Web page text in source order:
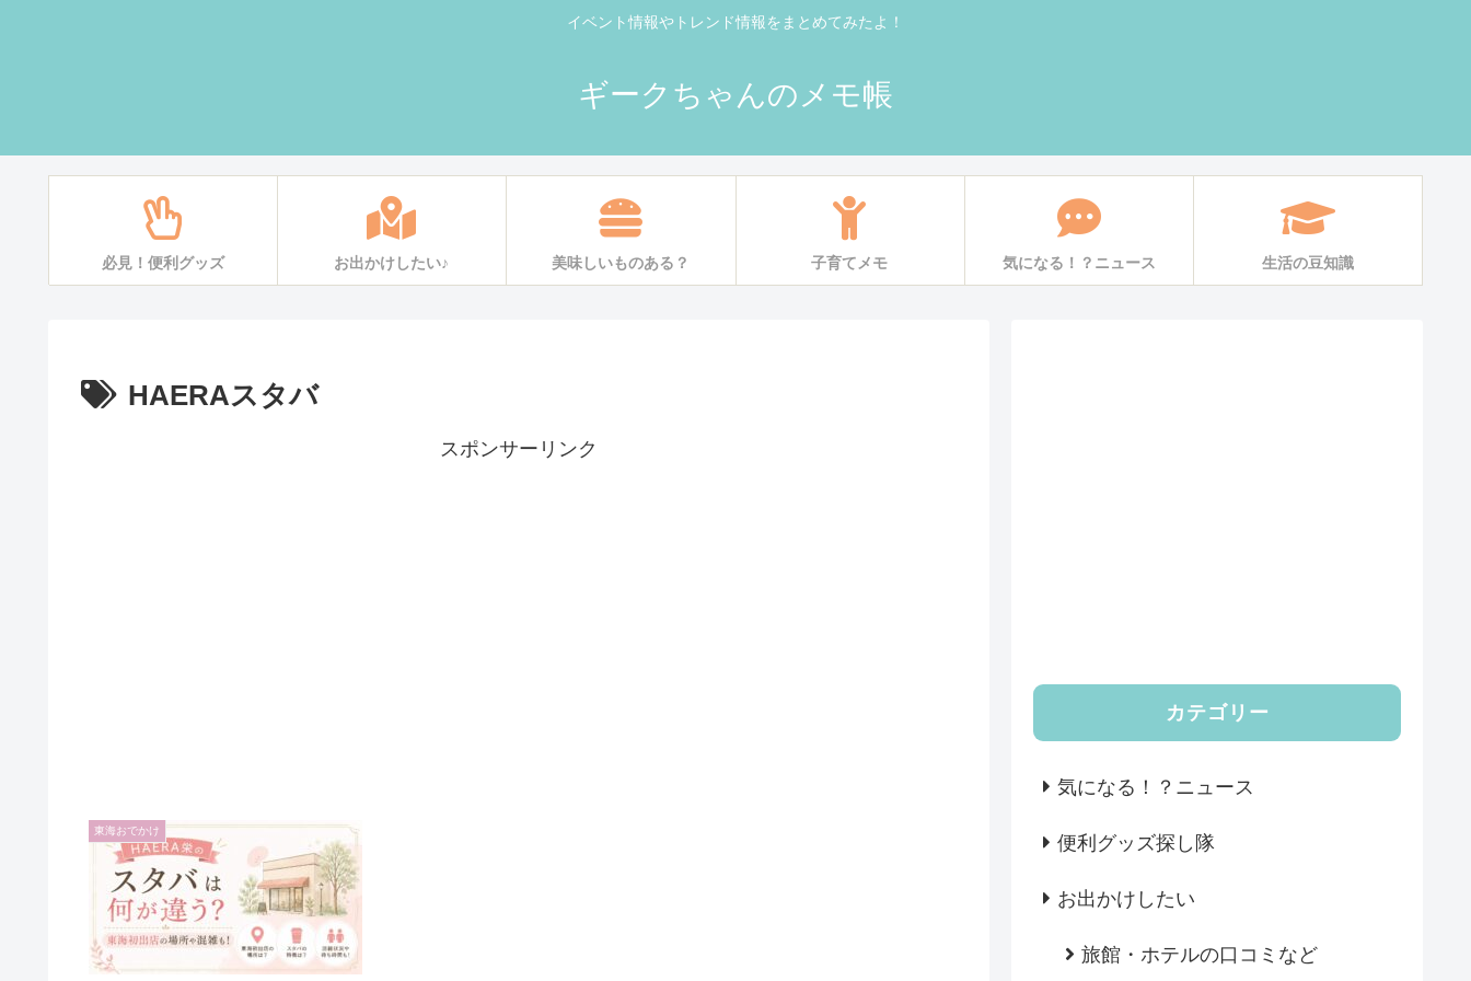
イベント情報やトレンド情報をまとめてみたよ！
ギークちゃんのメモ帳
必見！便利グッズ お出かけしたい♪ 美味しいものある？ 子育てメモ 気になる！？ニュース 生活の豆知識
HAERAスタバ
スポンサーリンク
東海おでかけ
カテゴリー
気になる！？ニュース
便利グッズ探し隊
お出かけしたい
旅館・ホテルの口コミなど